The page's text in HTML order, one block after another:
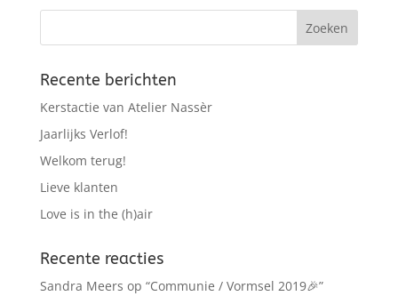
Recente berichten
Kerstactie van Atelier Nassèr
Jaarlijks Verlof!
Welkom terug!
Lieve klanten
Love is in the (h)air
Recente reacties
Sandra Meers op “Communie / Vormsel 2019🎉”